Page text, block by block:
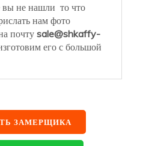
вы не нашли то что
нам фото
почту sale@shkaffy-
его с большой
ЗАМЕРЩИКА